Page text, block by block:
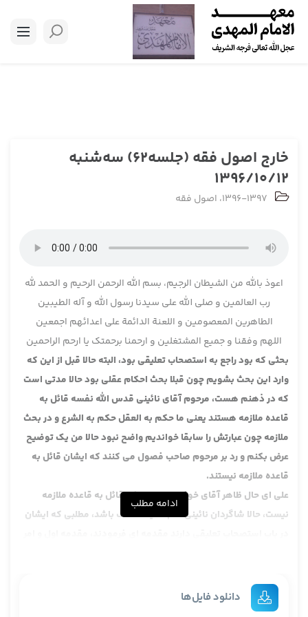
خارج اصول فقه (جلسه62) سه‌شنبه
1396/10/12
1396-1397، اصول فقه
اعوذ بالله من الشیطان الرجیم، بسم الله الرحمن الرحیم و الحمد لله
رب العالمین و صلی الله علی سیدنا رسول الله و آله الطیبین
الطاهرین المعصومین و اللعنة الدائمة علی اعدائهم اجمعین
اللهم وفقنا و جمیع المشتغلین و ارحمنا برحمتک یا ارحم الراحمین
بحثی که بود راجع به استصحاب تعلیقی بود، البته حالا قبل از این که
وارد این بحث بشویم چون قبلا بحث احکام عقلی بود حالا مدتی است
که در ذهنم هست، مرحوم آقای نائینی قدس الله نفسه قائل به
قاعده ملازمه هستند یعنی ما حکم به العقل حکم به الشرع و در بحث
ملازمه چون عبارتش را سابقا خواندیم واضح نبود حالا من یک توضیح
عرض بکنم و رد بر مرحوم صاحب فصول می کنند که ایشان قائل به
قاعده ملازمه نیستند.
علی ای حال ظاهر آقای خوئی این است که قائل به قاعده ملازمه
نیست، حالا شاگردان نائینی هم شاید مختلف باشد، مطلبی که ایشان
دوم این بود که اسماء و عناوینی که در موضوعات احکام در لسان
دلیل اخذ شده تارة از لسان دلیل معلوم می شود که همین اسم
ادامه مطلب
دانلود فایل‌ها